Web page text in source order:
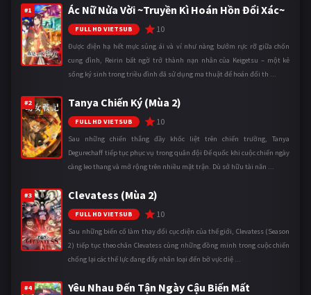
#1 Ác Nữ Nửa Vời ~Truyền Kì Hoán Hồn Đổi Xác~
FULL HD VIETSUB 10
Được điện hạ hết mực sủng ái và ví như nàng bướm rực rỡ giữa chốn
cung đình, Reirin bất ngờ trở thành nạn nhân của Keigetsu – một kẻ
sống ký sinh trong triều đình đã sử dụng ma thuật để hoán đổi th ...
#2 Tanya Chiến Ký (Mùa 2)
FULL HD VIETSUB 10
Sau những chiến thắng đầy khốc liệt trên chiến trường, Tanya
Degurechaff tiếp tục phục vụ trong quân đội Đế quốc khi cuộc chiến ngày
càng leo thang và mở rộng trên nhiều mặt trận. Dù sở hữu tài năn ...
#3 Clevatess (Mùa 2)
FULL HD VIETSUB 10
Sau những biến cố làm thay đổi cục diện của thế giới, Clevatess (Season
2) tiếp tục theo chân Clevatess cùng những đồng minh trong cuộc chiến
chống lại các thế lực đang đẩy nhân loại đến bờ vực diệ ...
#4 Yêu Nhau Đến Tận Ngày Cậu Biến Mất